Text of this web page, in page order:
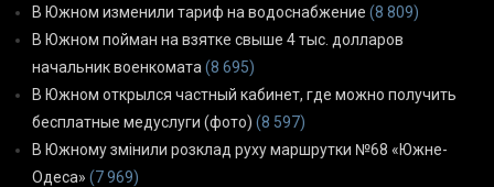
В Южном изменили тариф на водоснабжение (8 809)
В Южном пойман на взятке свыше 4 тыс. долларов
начальник военкомата (8 695)
В Южном открылся частный кабинет, где можно получить
бесплатные медуслуги (фото) (8 597)
В Южному змінили розклад руху маршрутки №68 «Южне-
Одеса» (7 969)